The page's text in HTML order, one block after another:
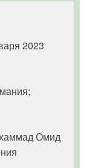
2023
Омид